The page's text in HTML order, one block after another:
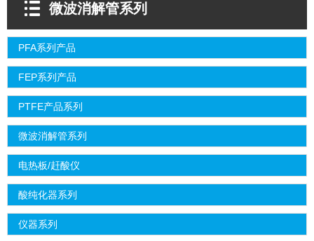
微波消解管系列
PFA系列产品
FEP系列产品
PTFE产品系列
微波消解管系列
电热板/赶酸仪
酸纯化器系列
仪器系列